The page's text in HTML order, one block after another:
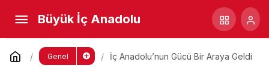
Büyük İç Anadolu
Genel İç Anadolu’nun Gücü Bir Araya Geldi
İç Anadolu’nun Gücü Bir Araya
GeldiYorum Yap